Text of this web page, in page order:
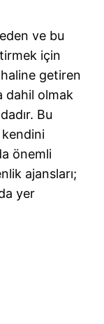
ve bu
için
getiren
dahil olmak
Bu
kendini
önemli
ajansları;
yer